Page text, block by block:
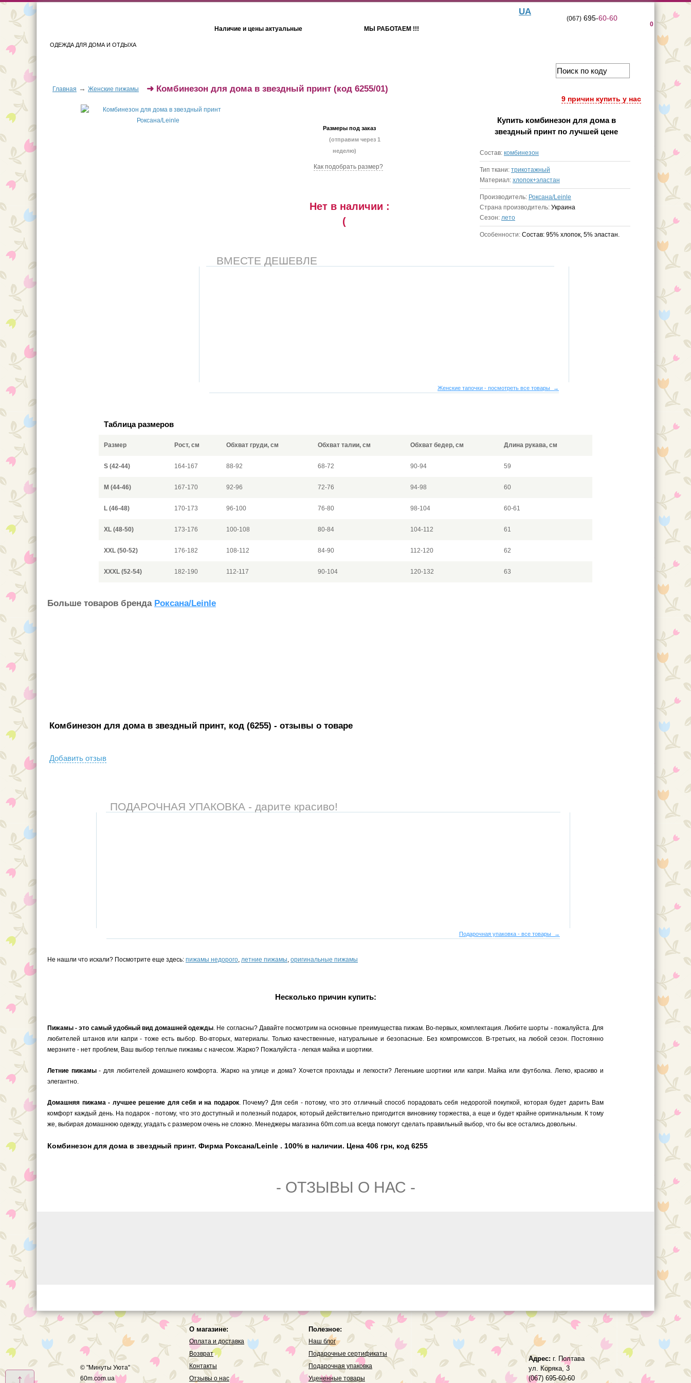
ОДЕЖДА ДЛЯ ДОМА И ОТДЫХА
Наличие и цены актуальные МЫ РАБОТАЕМ !!!
UA
0
(067)695-60-60
Главная → Женские пижамы
9 причин купить у нас
➜ Комбинезон для дома в звездный принт (код 6255/01)
Размеры под заказ
(отправим через 1
неделю)
Как подобрать размер?
Нет в наличии :
(
Купить комбинезон для дома в
звездный принт по лучшей цене
Состав: комбинезон
Тип ткани: трикотажный
Материал: хлопок+эластан
Производитель: Роксана/Leinle
Страна производитель: Украина
Сезон: лето
Особенности: Состав: 95% хлопок, 5% эластан.
ВМЕСТЕ ДЕШЕВЛЕ
Женские тапочки - посмотреть все товары →
Таблица размеров
Размер Рост, см Обхват груди, см Обхват талии, см Обхват бедер, см Длина рукава, см
S (42-44) 164-167 88-92 68-72 90-94 59
M (44-46) 167-170 92-96 72-76 94-98 60
L (46-48) 170-173 96-100 76-80 98-104 60-61
XL (48-50) 173-176 100-108 80-84 104-112 61
XXL (50-52) 176-182 108-112 84-90 112-120 62
XXXL (52-54) 182-190 112-117 90-104 120-132 63
Больше товаров бренда Роксана/Leinle
Комбинезон для дома в звездный принт, код (6255) - отзывы о товаре
Добавить отзыв
ПОДАРОЧНАЯ УПАКОВКА - дарите красиво!
Подарочная упаковка - все товары →
Не нашли что искали? Посмотрите еще здесь: пижамы недорого, летние пижамы, оригинальные пижамы
Несколько причин купить:
Пижамы - это самый удобный вид домашней одежды. Не согласны? Давайте посмотрим на основные преимущества пижам. Во-первых, комплектация. Любите шорты - пожалуйста. Для
любителей штанов или капри - тоже есть выбор. Во-вторых, материалы. Только качественные, натуральные и безопасные. Без компромиссов. В-третьих, на любой сезон. Постоянно
мерзните - нет проблем, Ваш выбор теплые пижамы с начесом. Жарко? Пожалуйста - легкая майка и шортики.
Летние пижамы- для любителей домашнего комфорта. Жарко на улице и дома? Хочется прохлады и легкости? Легенькие шортики или капри. Майка или футболка. Легко, красиво и
элегантно.
Домашняя пижама - лучшее решение для себя и на подарок. Почему? Для себя - потому, что это отличный способ порадовать себя недорогой покупкой, которая будет дарить Вам
комфорт каждый день. На подарок - потому, что это доступный и полезный подарок, который действительно пригодится виновнику торжества, а еще и будет крайне оригинальным. К тому
же, выбирая домашнюю одежду, угадать с размером очень не сложно. Менеджеры магазина 60m.com.ua всегда помогут сделать правильный выбор, что бы все остались довольны.
Комбинезон для дома в звездный принт. Фирма Роксана/Leinle . 100% в наличии. Цена 406 грн, код 6255
- ОТЗЫВЫ О НАС -
© "Минуты Уюта"
60m.com.ua
О магазине:
Оплата и доставка
Возврат
Контакты
Отзывы о нас
Полезное:
Наш блог
Подарочные сертификаты
Подарочная упаковка
Уцененные товары
Адрес: г. Полтава
ул. Коряка, 3
(067) 695-60-60